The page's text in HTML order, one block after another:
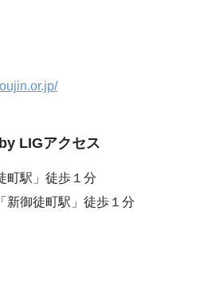
LIGアクセス
町駅」徒歩１分
新御徒町駅」徒歩１分